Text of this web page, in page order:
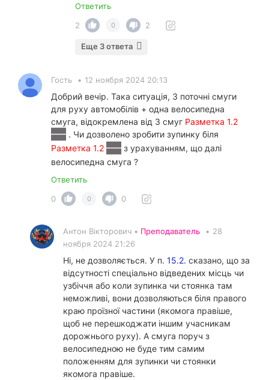
Ответить
2
0 2
Еще 3 ответа
Гость • 12 ноября 2024 20:13
Добрий вечір. Така ситуація, 3 поточні смуги
для руху автомобілів + одна велосипедна
смуга, відокремлена від 3 смуг Разметка 1.2
. Чи дозволено зробити зупинку біля
Разметка 1.2
з урахуванням, що далі
велосипедна смуга ?
Ответить
0
0 0
Антон Вікторович • Преподаватель • 28
ноября 2024 21:26
Ні, не дозволяється. У п. 15.2. сказано, що за
відсутності спеціально відведених місць чи
узбіччя або коли зупинка чи стоянка там
неможливі, вони дозволяються біля правого
краю проїзної частини (якомога правіше,
щоб не перешкоджати іншим учасникам
дорожнього руху). А смуга поруч з
велосипедною не буде тим самим
положенням для зупинки чи стоянки
якомога правіше.